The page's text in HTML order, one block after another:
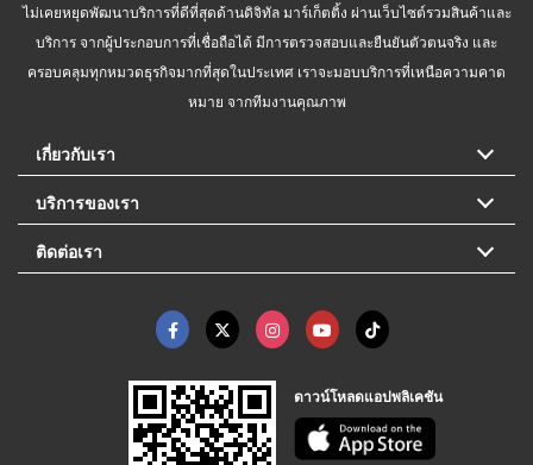
ไม่เคยหยุดพัฒนาบริการที่ดีที่สุดด้านดิจิทัล มาร์เก็ตติ้ง ผ่านเว็บไซต์รวมสินค้าและ
บริการ จากผู้ประกอบการที่เชื่อถือได้ มีการตรวจสอบและยืนยันตัวตนจริง และ
ครอบคลุมทุกหมวดธุรกิจมากที่สุดในประเทศ เราจะมอบบริการที่เหนือความคาด
หมาย จากทีมงานคุณภาพ
เกี่ยวกับเรา
บริการของเรา
ติดต่อเรา
ดาวน์โหลดแอปพลิเคชัน